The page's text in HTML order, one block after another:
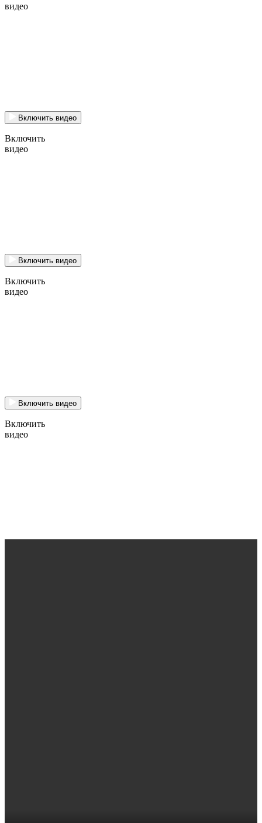
видео
Включить видео
Включить
видео
Включить видео
Включить
видео
Включить видео
Включить
видео